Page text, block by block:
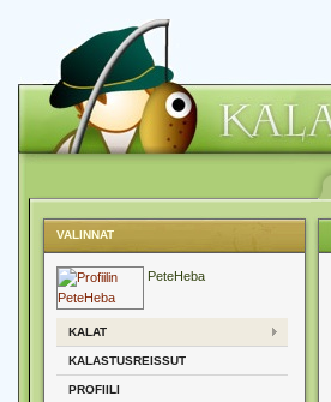
VALINNAT
PeteHeba
KALAT
KALASTUSREISSUT
PROFIILI